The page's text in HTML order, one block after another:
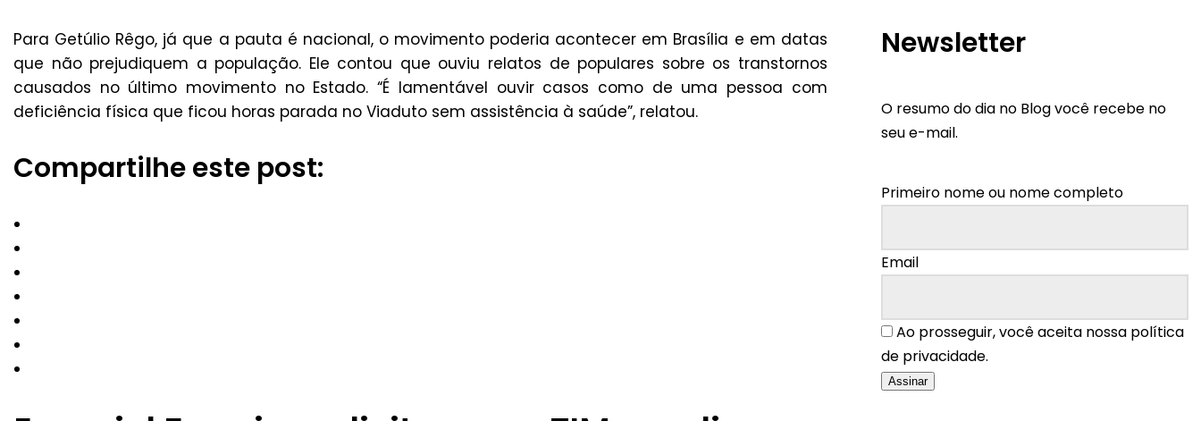
Para Getúlio Rêgo, já que a pauta é nacional, o movimento poderia acontecer em Brasília e em datas
que não prejudiquem a população. Ele contou que ouviu relatos de populares sobre os transtornos
causados no último movimento no Estado. “É lamentável ouvir casos como de uma pessoa com
deficiência física que ficou horas parada no Viaduto sem assistência à saúde”, relatou.
Compartilhe este post:
Newsletter
O resumo do dia no Blog você recebe no
seu e-mail.
Primeiro nome ou nome completo
Email
Ao prosseguir, você aceita nossa política
de privacidade.